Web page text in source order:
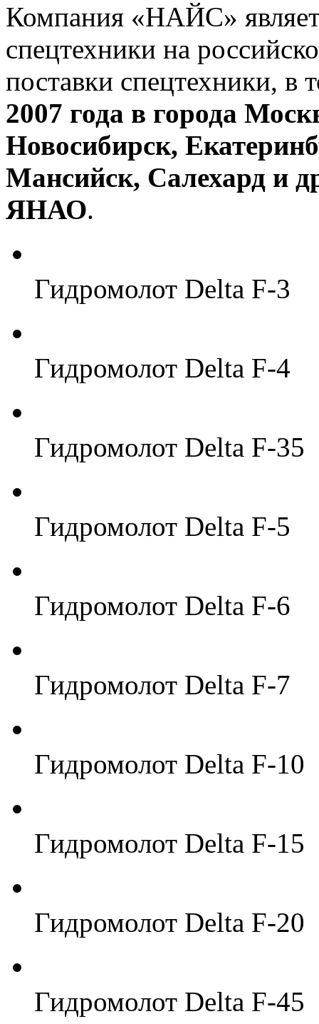
Компания «НАЙС»
спецтехники на
поставки спецтехники, в
2007 года в города
Новосибирск,
Мансийск, Салехард и
ЯНАО.
Гидромолот Delta F-3
Гидромолот Delta F-4
Гидромолот Delta F-35
Гидромолот Delta F-5
Гидромолот Delta F-6
Гидромолот Delta F-7
Гидромолот Delta F-10
Гидромолот Delta F-15
Гидромолот Delta F-20
Гидромолот Delta F-45